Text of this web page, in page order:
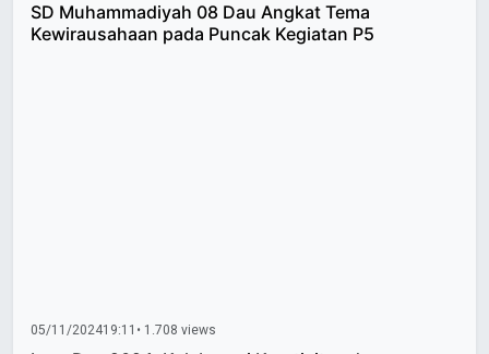
SD Muhammadiyah 08 Dau Angkat Tema
Kewirausahaan pada Puncak Kegiatan P5
05/11/202419:11 • 1.708 views